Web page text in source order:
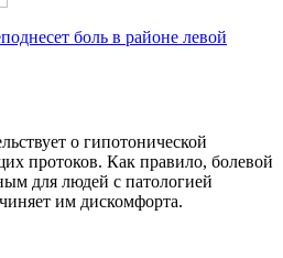
боль в районе левой
о гипотонической
протоков. Как правило, болевой
для людей с патологией
им дискомфорта.